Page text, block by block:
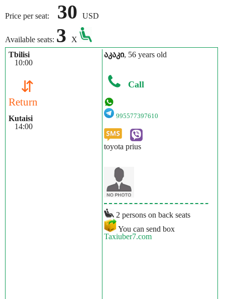
Price per seat: 30 USD
Available seats: 3
X
Tbilisi
10:00
⇵
Return
Kutaisi
14:00
აკაკი, 56 years old
Call
995577397610
toyota prius
2 persons on back seats
You can send box
Taxiuber7.com